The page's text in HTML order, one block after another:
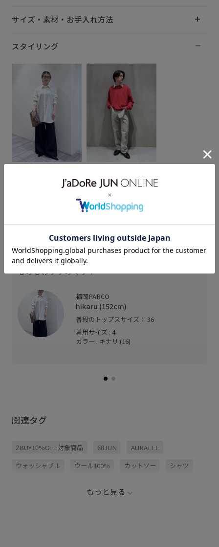
サイズ・素材・お手入れ方法
スタイリング
164cm SIZE:3
程良く透け感があります。オーバーサイズで着用す
るのもおすすめです！
福岡PARCO
hikaru (152cm)
普段のトップスサイズ： 36
着用サイズ : 4
カラー : キナリ (16)
関連タグ
2BUY10%OFF対象商品 60JUN AURALEE
ウォッシャブル ウール100% カットソー シャツ
もっと見る